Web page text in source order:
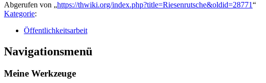
Abgerufen von „https://thwiki.org/index.php?title=Riesenrutsche&oldid=28771“
Kategorie:
Öffentlichkeitsarbeit
Navigationsmenü
Meine Werkzeuge